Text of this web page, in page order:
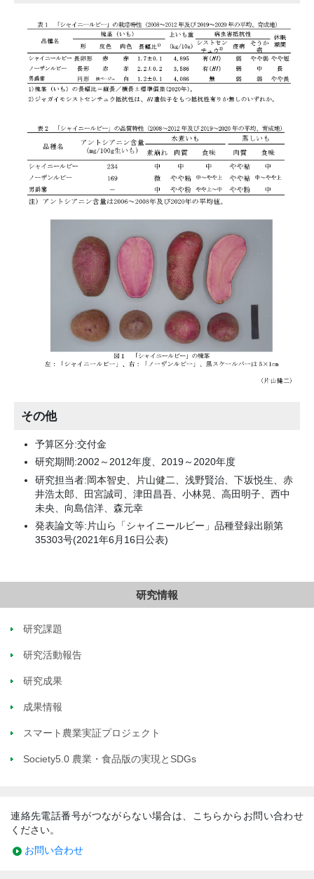
その他
予算区分:交付金
研究期間:2002～2012年度、2019～2020年度
研究担当者:岡本智史、片山健二、浅野賢治、下坂悦生、赤
井浩太郎、田宮誠司、津田昌吾、小林晃、高田明子、西中
未央、向島信洋、森元幸
発表論文等:片山ら「シャイニールビー」品種登録出願第
35303号(2021年6月16日公表)
研究情報
研究課題
研究活動報告
研究成果
成果情報
スマート農業実証プロジェクト
Society5.0 農業・食品版の実現とSDGs
連絡先電話番号がつながらない場合は、こちらからお問い合わせ
ください。
お問い合わせ